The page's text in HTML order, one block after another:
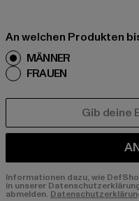
An welchen Produkten
MÄNNER
FRAUEN
Informationen dazu, wie
in unserer
abmelden.